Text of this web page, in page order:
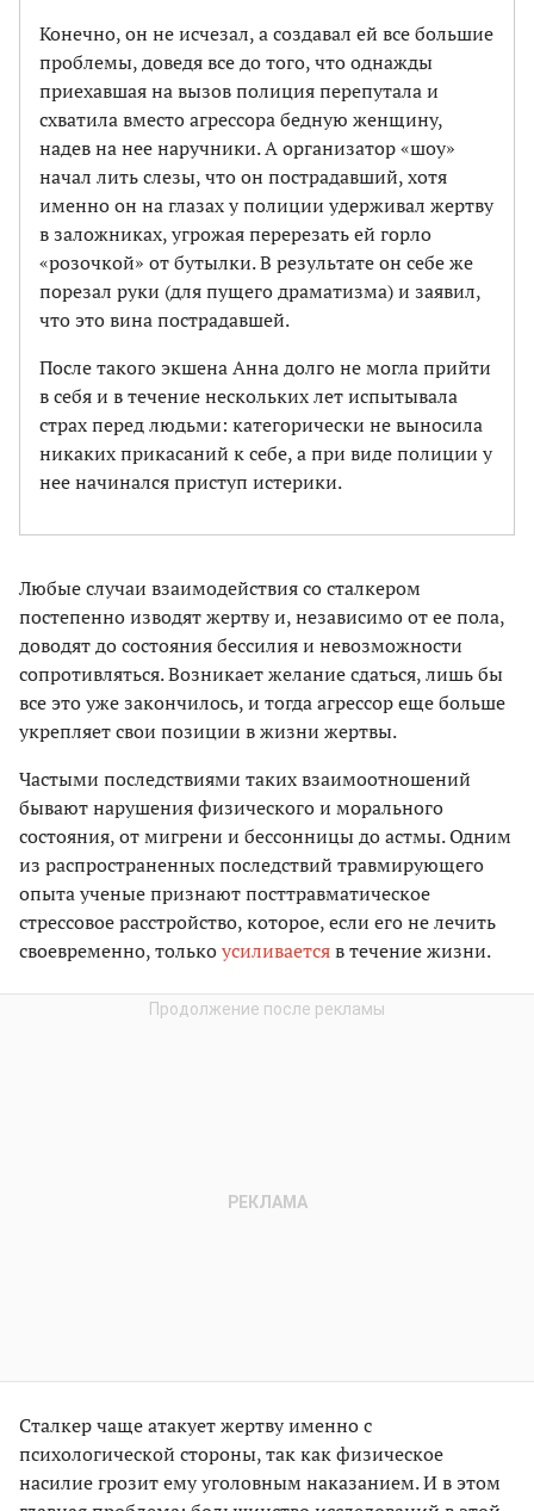
Конечно, он не исчезал, а создавал ей все большие
проблемы, доведя все до того, что однажды
приехавшая на вызов полиция перепутала и
схватила вместо агрессора бедную женщину,
надев на нее наручники. А организатор «шоу»
начал лить слезы, что он пострадавший, хотя
именно он на глазах у полиции удерживал жертву
в заложниках, угрожая перерезать ей горло
«розочкой» от бутылки. В результате он себе же
порезал руки (для пущего драматизма) и заявил,
что это вина пострадавшей.
После такого экшена Анна долго не могла прийти
в себя и в течение нескольких лет испытывала
страх перед людьми: категорически не выносила
никаких прикасаний к себе, а при виде полиции у
нее начинался приступ истерики.
Любые случаи взаимодействия со сталкером
постепенно изводят жертву и, независимо от ее пола,
доводят до состояния бессилия и невозможности
сопротивляться. Возникает желание сдаться, лишь бы
все это уже закончилось, и тогда агрессор еще больше
укрепляет свои позиции в жизни жертвы.
Частыми последствиями таких взаимоотношений
бывают нарушения физического и морального
состояния, от мигрени и бессонницы до астмы. Одним
из распространенных последствий травмирующего
опыта ученые признают посттравматическое
стрессовое расстройство, которое, если его не лечить
своевременно, толькоусиливаетсяв течение жизни.
Сталкер чаще атакует жертву именно с
психологической стороны, так как физическое
насилие грозит ему уголовным наказанием. И в этом